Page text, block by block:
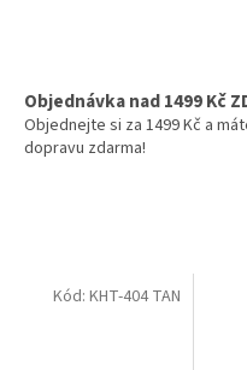
Objednávka nad 1499 Kč
Objednejte si za 1499 Kč a
dopravu zdarma!
Kód: KHT-404 TAN